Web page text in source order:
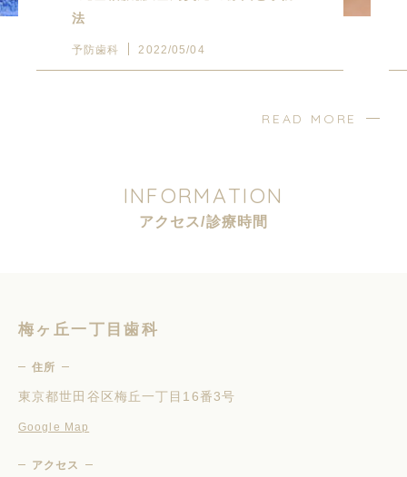
法
予防歯科 2022/05/04
READ MORE
INFORMATION
アクセス/診療時間
梅ヶ丘一丁目歯科
住所
東京都世田谷区梅丘一丁目16番3号
Google Map
アクセス